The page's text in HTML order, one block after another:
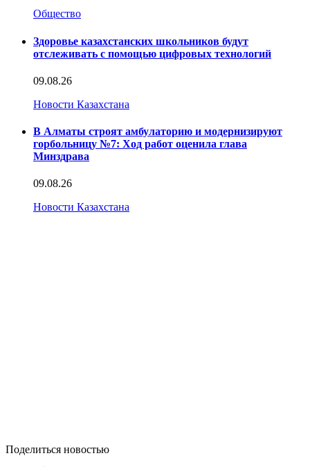
Общество
Здоровье казахстанских школьников будут
отслеживать с помощью цифровых технологий
09.08.26
Новости Казахстана
В Алматы строят амбулаторию и модернизируют
горбольницу №7: Ход работ оценила глава
Минздрава
09.08.26
Новости Казахстана
Поделиться новостью